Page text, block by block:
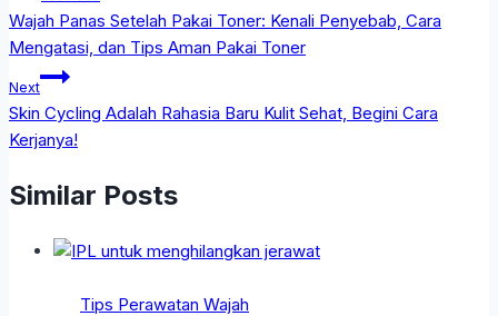
Wajah Panas Setelah Pakai Toner: Kenali Penyebab, Cara
Mengatasi, dan Tips Aman Pakai Toner
Next
Skin Cycling Adalah Rahasia Baru Kulit Sehat, Begini Cara
Kerjanya!
Similar Posts
Tips Perawatan Wajah